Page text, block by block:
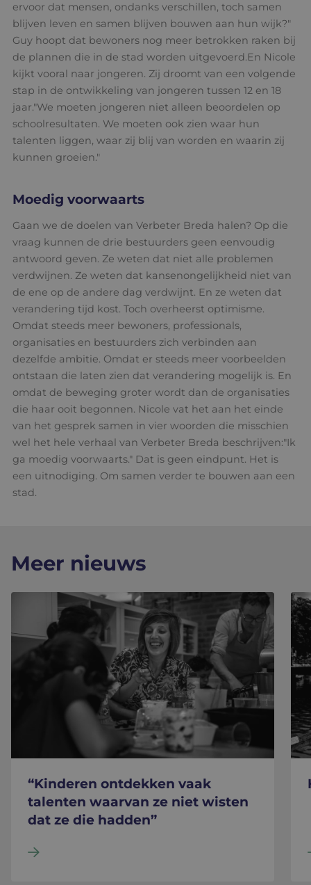
ervoor dat mensen, ondanks verschillen, toch samen
blijven leven en samen blijven bouwen aan hun wijk?"
Guy hoopt dat bewoners nog meer betrokken raken bij
de plannen die in de stad worden uitgevoerd.En Nicole
kijkt vooral naar jongeren. Zij droomt van een volgende
stap in de ontwikkeling van jongeren tussen 12 en 18
jaar."We moeten jongeren niet alleen beoordelen op
schoolresultaten. We moeten ook zien waar hun
talenten liggen, waar zij blij van worden en waarin zij
kunnen groeien."
Moedig voorwaarts
Gaan we de doelen van Verbeter Breda halen? Op die
vraag kunnen de drie bestuurders geen eenvoudig
antwoord geven. Ze weten dat niet alle problemen
verdwijnen. Ze weten dat kansenongelijkheid niet van
de ene op de andere dag verdwijnt. En ze weten dat
verandering tijd kost. Toch overheerst optimisme.
Omdat steeds meer bewoners, professionals,
organisaties en bestuurders zich verbinden aan
dezelfde ambitie. Omdat er steeds meer voorbeelden
ontstaan die laten zien dat verandering mogelijk is. En
omdat de beweging groter wordt dan de organisaties
die haar ooit begonnen. Nicole vat het aan het einde
van het gesprek samen in vier woorden die misschien
wel het hele verhaal van Verbeter Breda beschrijven:"Ik
ga moedig voorwaarts." Dat is geen eindpunt. Het is
een uitnodiging. Om samen verder te bouwen aan een
stad.
Meer nieuws
“Kinderen ontdekken vaak
talenten waarvan ze niet wisten
dat ze die hadden”
“Kinderen ontdekken vaak talenten waarvan ze niet